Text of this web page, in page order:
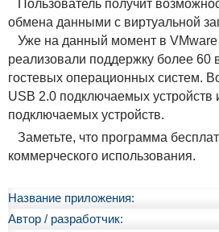
Пользователь получит
обмена данными с виртуальной
Уже на данный момент в
реализовали поддержку более 60
гостевых операционных систем.
USB 2.0 подключаемых устройств
подключаемых устройств.
Заметьте, что программа
коммерческого использования.
Название приложения:
Автор / разработчик: